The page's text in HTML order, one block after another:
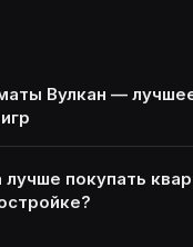
Вулкан —
лучше покупать